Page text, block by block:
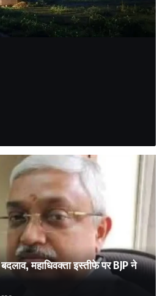
महाधिवक्ता इस्तीफे पर BJP ने